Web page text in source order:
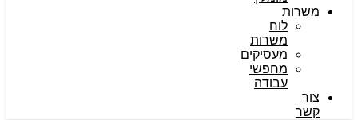
משרות
לוח
משרות
מעסיקים
מחפשי
עבודה
צור
קשר